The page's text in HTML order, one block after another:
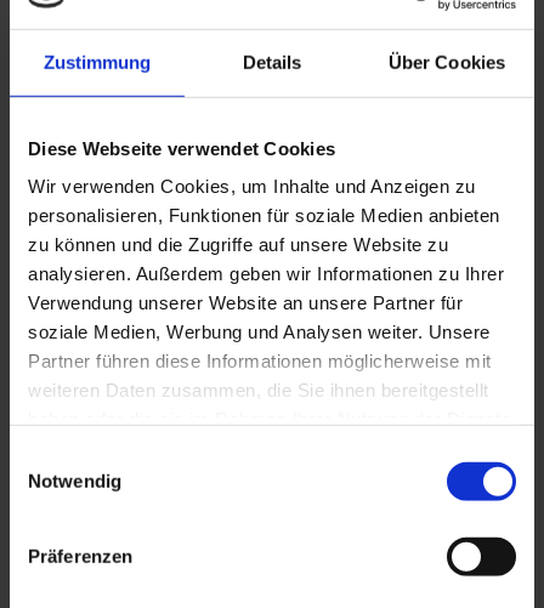
Zustimmung Details Über Cookies
Diese Webseite verwendet Cookies
Wir verwenden Cookies, um Inhalte und Anzeigen zu
personalisieren, Funktionen für soziale Medien anbieten
zu können und die Zugriffe auf unsere Website zu
analysieren. Außerdem geben wir Informationen zu Ihrer
Verwendung unserer Website an unsere Partner für
soziale Medien, Werbung und Analysen weiter. Unsere
Partner führen diese Informationen möglicherweise mit
weiteren Daten zusammen, die Sie ihnen bereitgestellt
Cookies, wenn Sie unsere Webseite weiterhin nutzen.
Notwendig
Präferenzen
Q 12-60B